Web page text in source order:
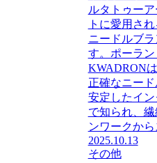
ルタトゥー
トに愛用さ
ニードルブ
す。ポーラ
KWADRON
正確なニード
安定したイ
で知られ、繊
ンワークから
2025.10.13
その他